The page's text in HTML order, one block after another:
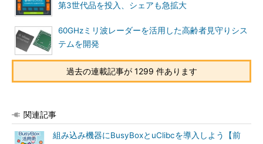
第3世代品を投入、シェアも急拡大
60GHzミリ波レーダーを活用した高齢者見守りシス
テムを開発
過去の連載記事が 1299 件あります
関連記事
組み込み機器にBusyBoxとuClibcを導入しよう【前